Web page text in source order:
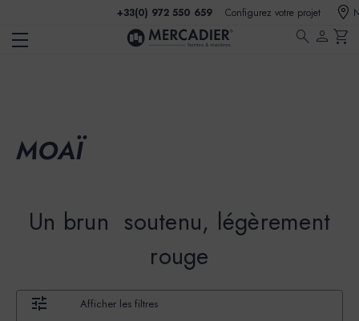
+33(0) 972 550 659 Configurez votre projet
search person shopping_cart
MOAÏ
Un brun soutenu, légèrement
rouge
Afficher les filtres